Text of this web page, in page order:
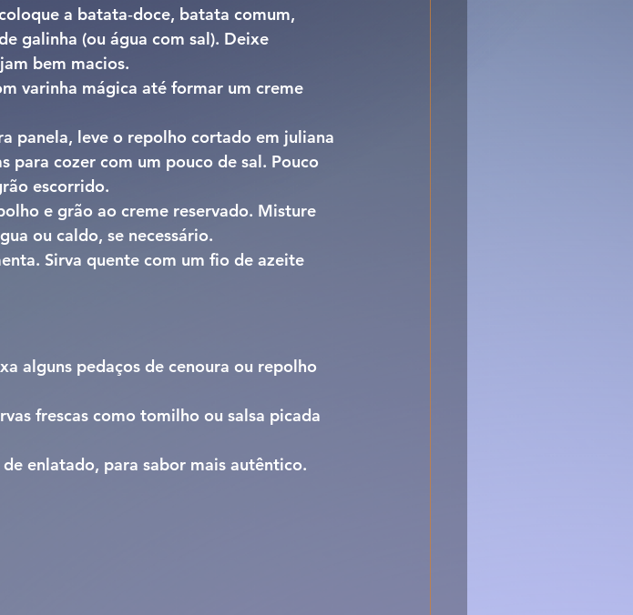
a batata‐doce, batata comum,
galinha (ou água com sal). Deixe
bem macios.
varinha mágica até formar um creme
panela, leve o repolho cortado em juliana
para cozer com um pouco de sal. Pouco
escorrido.
e grão ao creme reservado. Misture
ou caldo, se necessário.
Sirva quente com um fio de azeite
alguns pedaços de cenoura ou repolho
frescas como tomilho ou salsa picada
enlatado, para sabor mais autêntico.